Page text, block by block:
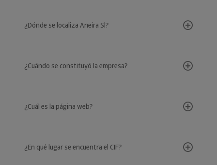
¿Dónde se localiza Aneira Sl?
¿Cuándo se constituyó la empresa?
¿Cuál es la página web?
¿En qué lugar se encuentra el CIF?